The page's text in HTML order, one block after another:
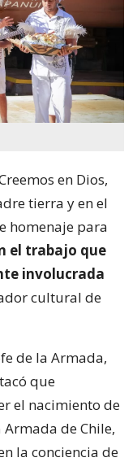
en Dios,
tierra y en el
homenaje para
el trabajo que
involucrada
cultural de
de la Armada,
que
el nacimiento de
de Chile,
la conciencia de